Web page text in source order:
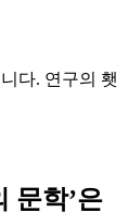
다. 연구의 횃
문학’은